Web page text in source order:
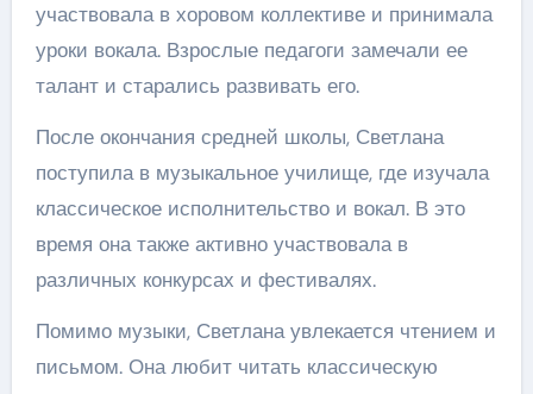
участвовала в хоровом коллективе и принимала
уроки вокала. Взрослые педагоги замечали ее
талант и старались развивать его.
После окончания средней школы, Светлана
поступила в музыкальное училище, где изучала
классическое исполнительство и вокал. В это
время она также активно участвовала в
различных конкурсах и фестивалях.
Помимо музыки, Светлана увлекается чтением и
письмом. Она любит читать классическую